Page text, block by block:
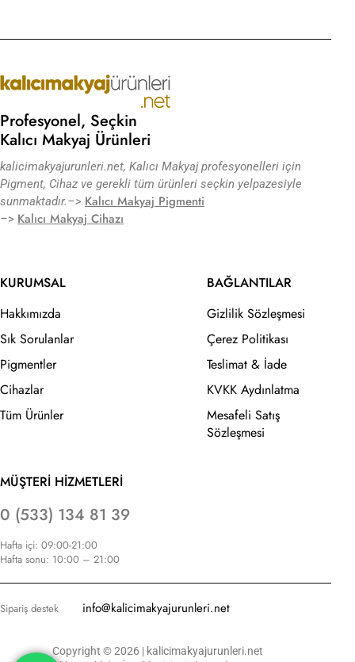
Profesyonel, Seçkin
Kalıcı Makyaj Ürünleri
kalicimakyajurunleri.net, Kalıcı Makyaj profesyonelleri için
Pigment, Cihaz ve gerekli tüm ürünleri seçkin yelpazesiyle
sunmaktadır.–> Kalıcı Makyaj Pigmenti
–> Kalıcı Makyaj Cihazı
KURUMSAL
Hakkımızda
Sık Sorulanlar
Pigmentler
Cihazlar
Tüm Ürünler
BAĞLANTILAR
Gizlilik Sözleşmesi
Çerez Politikası
Teslimat & İade
KVKK Aydınlatma
Mesafeli Satış
Sözleşmesi
MÜŞTERİ HİZMETLERİ
0 (533) 134 81 39
Hafta içi: 09:00-21:00
Hafta sonu: 10:00 – 21:00
Sipariş destek info@kalicimakyajurunleri.net
Copyright © 2026 | kalicimakyajurunleri.net